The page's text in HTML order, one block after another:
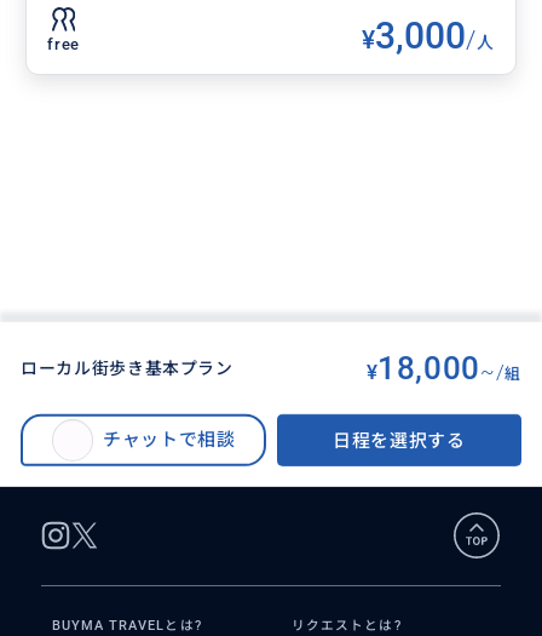
free ¥3,000/人
ローカル街歩き基本プラン ¥18,000~/組
チャットで相談 日程を選択する
BUYMA TRAVEL> ソウルオプショナルツアー>
【ソウル】観光地だけではない、現地の人と歩くローカル散策＆カフェ体験
BUYMA TRAVELとは? リクエストとは?